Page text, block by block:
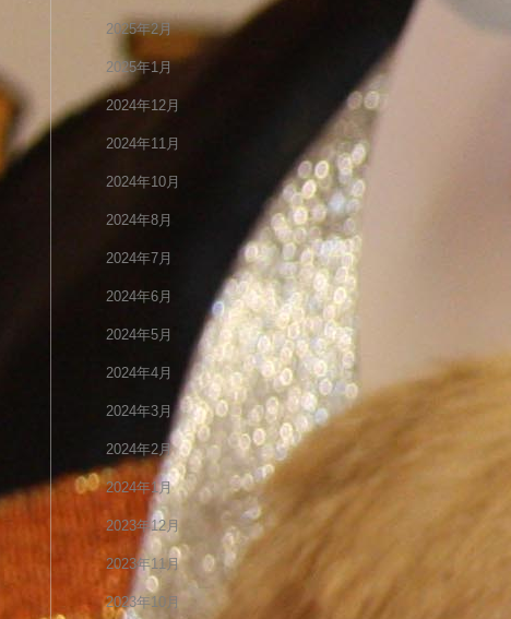
2025年2月
2025年1月
2024年12月
2024年11月
2024年10月
2024年8月
2024年7月
2024年6月
2024年5月
2024年4月
2024年3月
2024年2月
2024年1月
2023年12月
2023年11月
2023年10月